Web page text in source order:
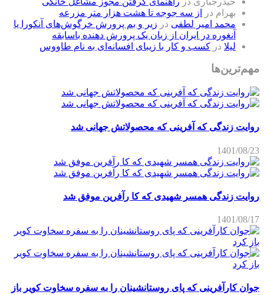
بهرام در
از سه جوجه تا هشت هزار متر مزرعه
محمد امیر لطفی در زیر و بم پرورش خرگوش‌های آنکورا یا
آنغوره در ایران از زبان یک پرورش دهنده باسابقه
لیلا در کسب و کار با زیبای افسانه‌ای به نام طاووس
مهم‌ترین‌ها
روایت زندگی که آفرینی که محصولاتش جهانی شد
1401/08/23
روایت زندگی همسر شهیدی که کا رآفرین موفق شد
1401/08/17
جوان کارآفرینی که پای روستانشینان را به سفره سخاوت کویر باز